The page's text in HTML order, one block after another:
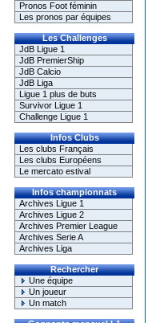
Pronos Foot féminin
Les pronos par équipes
Les Challenges
JdB Ligue 1
JdB PremierShip
JdB Calcio
JdB Liga
Ligue 1 plus de buts
Survivor Ligue 1
Challenge Ligue 1
Infos Clubs
Les clubs Français
Les clubs Européens
Le mercato estival
Infos championnats
Archives Ligue 1
Archives Ligue 2
Archives Premier League
Archives Serie A
Archives Liga
Rechercher
Une équipe
Un joueur
Un match